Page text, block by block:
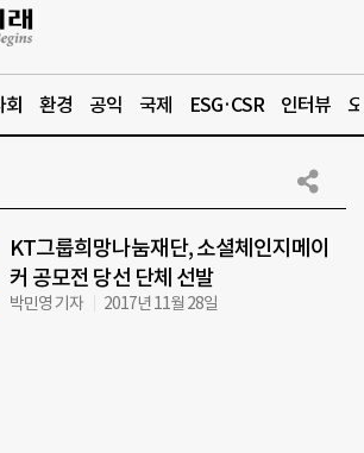
회 환경 공익 국제 ESG·CSR 인터뷰
KT그룹희망나눔재단, 소셜체인지메이
커 공모전 당선 단체 선발
박민영 기자 2017년 11월 28일